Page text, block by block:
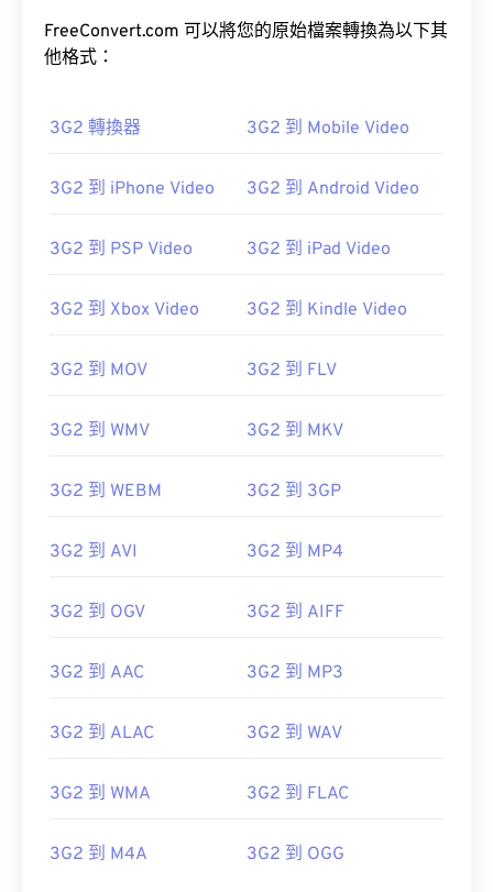
FreeConvert.com 可以將您的原始檔案轉換為以下其
他格式：
3G2 轉換器 3G2 到 Mobile Video
3G2 到 iPhone Video 3G2 到 Android Video
3G2 到 PSP Video 3G2 到 iPad Video
3G2 到 Xbox Video 3G2 到 Kindle Video
3G2 到 MOV 3G2 到 FLV
3G2 到 WMV 3G2 到 MKV
3G2 到 WEBM 3G2 到 3GP
3G2 到 AVI 3G2 到 MP4
3G2 到 OGV 3G2 到 AIFF
3G2 到 AAC 3G2 到 MP3
3G2 到 ALAC 3G2 到 WAV
3G2 到 WMA 3G2 到 FLAC
3G2 到 M4A 3G2 到 OGG